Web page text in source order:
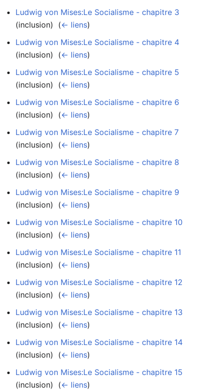
Ludwig von Mises:Le Socialisme - chapitre 3
(inclusion) ‎ (← liens)
Ludwig von Mises:Le Socialisme - chapitre 4
(inclusion) ‎ (← liens)
Ludwig von Mises:Le Socialisme - chapitre 5
(inclusion) ‎ (← liens)
Ludwig von Mises:Le Socialisme - chapitre 6
(inclusion) ‎ (← liens)
Ludwig von Mises:Le Socialisme - chapitre 7
(inclusion) ‎ (← liens)
Ludwig von Mises:Le Socialisme - chapitre 8
(inclusion) ‎ (← liens)
Ludwig von Mises:Le Socialisme - chapitre 9
(inclusion) ‎ (← liens)
Ludwig von Mises:Le Socialisme - chapitre 10
(inclusion) ‎ (← liens)
Ludwig von Mises:Le Socialisme - chapitre 11
(inclusion) ‎ (← liens)
Ludwig von Mises:Le Socialisme - chapitre 12
(inclusion) ‎ (← liens)
Ludwig von Mises:Le Socialisme - chapitre 13
(inclusion) ‎ (← liens)
Ludwig von Mises:Le Socialisme - chapitre 14
(inclusion) ‎ (← liens)
Ludwig von Mises:Le Socialisme - chapitre 15
(inclusion) ‎ (← liens)